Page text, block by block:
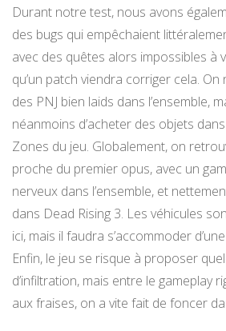
Durant notre test, nous avons
des bugs qui empêchaient
avec des quêtes alors impossibles à
qu’un patch viendra corriger cela.
des PNJ bien laids dans l’ensemble,
néanmoins d’acheter des objets
Zones du jeu. Globalement, on
proche du premier opus, avec un
nerveux dans l’ensemble, et
dans Dead Rising 3. Les véhicules
ici, mais il faudra s’accommoder
Enfin, le jeu se risque à proposer
d’infiltration, mais entre le gameplay
aux fraises, on a vite fait de foncer